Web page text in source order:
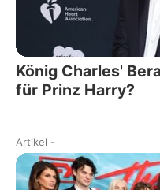
König Charles'
für Prinz Harry?
Artikel -